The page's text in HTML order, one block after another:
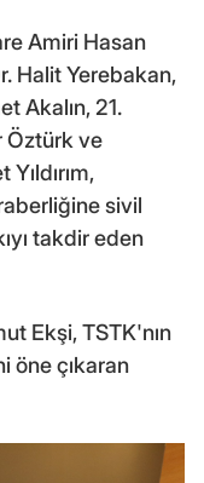
Amiri Hasan
Halit Yerebakan,
Akalın, 21.
Öztürk ve
sivil
takdir eden
Ekşi, TSTK'nın
öne çıkaran